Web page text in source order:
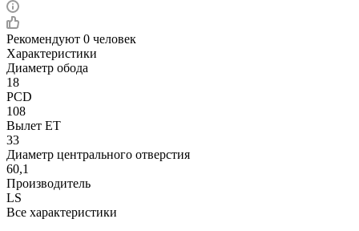
Рекомендуют 0 человек
Характеристики
Диаметр обода
18
PCD
108
Вылет ET
33
Диаметр центрального отверстия
60,1
Производитель
LS
Все характеристики